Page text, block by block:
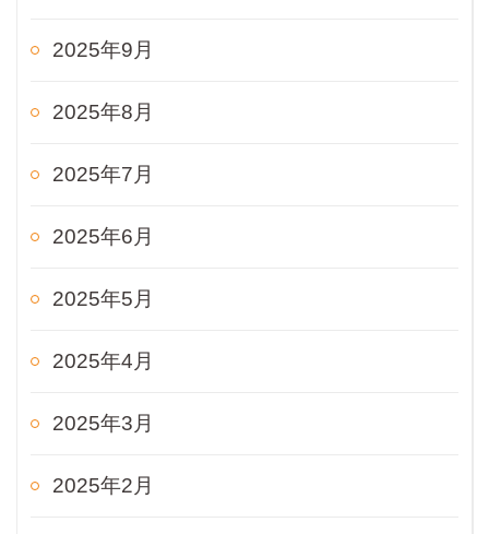
2025年9月
2025年8月
2025年7月
2025年6月
2025年5月
2025年4月
2025年3月
2025年2月